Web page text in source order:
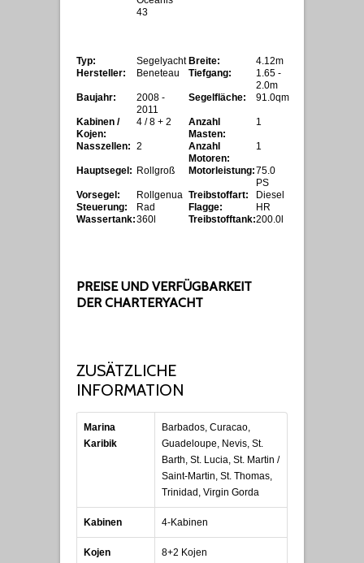
43
Typ: Segelyacht Breite:
4.12m
Hersteller:
Beneteau Tiefgang:
1.65 -
2.0m
Baujahr:
2008 -
2011
Segelfläche: 91.0qm
Kabinen /
Kojen:
4 / 8 + 2
Anzahl
Masten:
1
Nasszellen: 2
Anzahl
Motoren:
1
Hauptsegel: Rollgroß Motorleistung:75.0
PS
Vorsegel:
Rollgenua Treibstoffart:
Diesel
Steuerung:
Rad Flagge:
HR
Wassertank:360l Treibstofftank:200.0l
PREISE UND VERFÜGBARKEIT
DER CHARTERYACHT
ZUSÄTZLICHE
INFORMATION
Marina
Karibik
Barbados, Curacao,
Guadeloupe, Nevis, St.
Barth, St. Lucia, St. Martin /
Saint-Martin, St. Thomas,
Trinidad, Virgin Gorda
Kabinen 4-Kabinen
Kojen 8+2 Kojen